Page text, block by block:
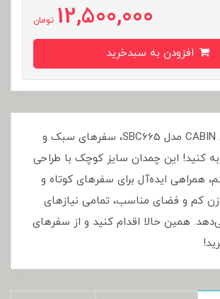
12,500,000 تومان
با چمدان کابین CABIN مدل SBC665، سفرهای سبک و
کنید! این چمدان سایز کوچک با طراحی
همراهی ایده‌آل برای سفرهای کوتاه و
کم و فضای مناسب، تمامی نیازهای
همین حالا اقدام کنید و از سفرهای